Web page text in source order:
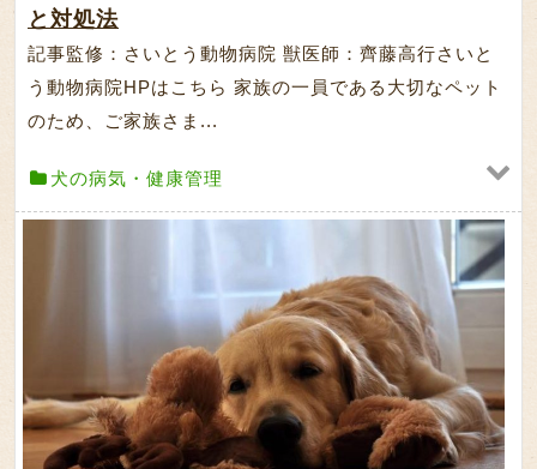
と対処法
記事監修：さいとう動物病院 獣医師：齊藤高行さいと
う動物病院HPはこちら 家族の一員である大切なペット
のため、ご家族さま...
犬の病気・健康管理